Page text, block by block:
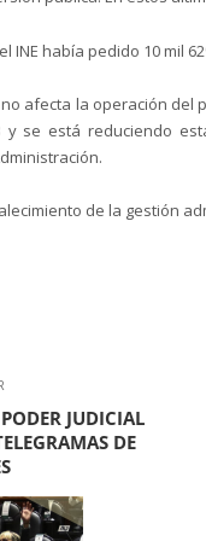
INE había pedido 10 mil
afecta la operación
y se está reduciendo
de la gestión
JUDICIAL
DE